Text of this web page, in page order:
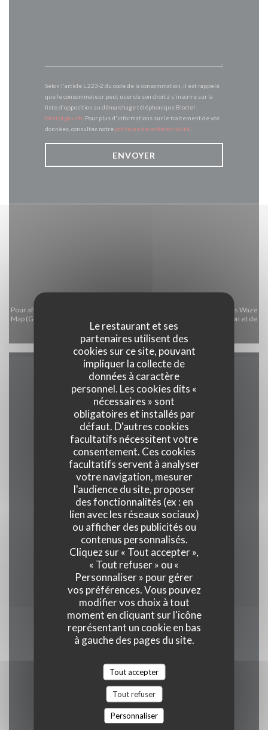
Le restaurant et ses
partenaires utilisent des
cookies sur ce site, pouvant
impliquer la collecte de
données à caractère
personnel. Les cookies dits «
nécessaires » sont
obligatoires et installés par
défaut. D'autres cookies
facultatifs nécessitent votre
consentement. Ces cookies
facultatifs servent à analyser
votre navigation, mesurer
l'audience du site, proposer
des fonctionnalités (ex : en
lien avec les réseaux sociaux)
ou afficher des publicités ou
contenus personnalisés.
Cliquez sur « Tout accepter »,
« Tout refuser » ou «
Personnaliser » pour gérer
vos préférences. Vous pouvez
modifier vos choix à tout
moment en cliquant sur l'icône
représentant un cookie en bas
à gauche des pages du site.
Tout accepter
Tout refuser
Personnaliser
Selon l'article L.223-2 du code de la consommation, il est rappelé
que le consommateur peut user de son droit à s'inscrire sur la
liste d'opposition au démarchage téléphonique Bloctel :
bloctel.gouv.fr. Pour plus d'informations sur le traitement de vos
données, consultez notre politique de confidentialité
Pour afficher la carte interactive Waze, vous devez accepter les cookies Waze
Map (Google). Ces cookies peuvent collecter des données de navigation et de
localisation.
Autoriser
Infos pratiques
Cuisine
Basque Français et Basque Espagnol
Type de restaurant
Auberge basque, Bar/Festif
Moyens de paiement
Eurocard/Mastercard, American Express, Sans
Contact, Apple Pay, Visa, Carte Bleue
Horaires
Lundi
Fermé